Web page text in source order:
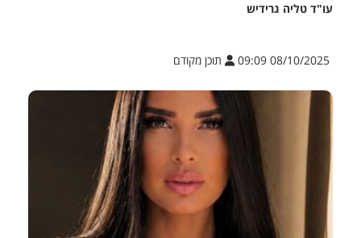
עו"ד טליה גרידיש
08/10/2025 09:09 תוכן מקודם